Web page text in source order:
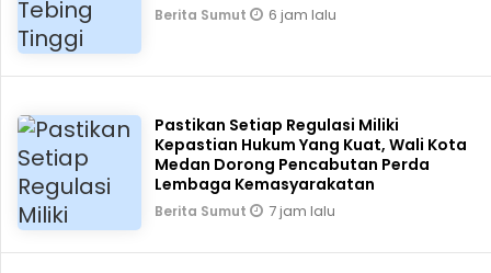
Berita Sumut 6 jam lalu
Pastikan Setiap Regulasi Miliki
Kepastian Hukum Yang Kuat, Wali Kota
Medan Dorong Pencabutan Perda
Lembaga Kemasyarakatan
Berita Sumut 7 jam lalu